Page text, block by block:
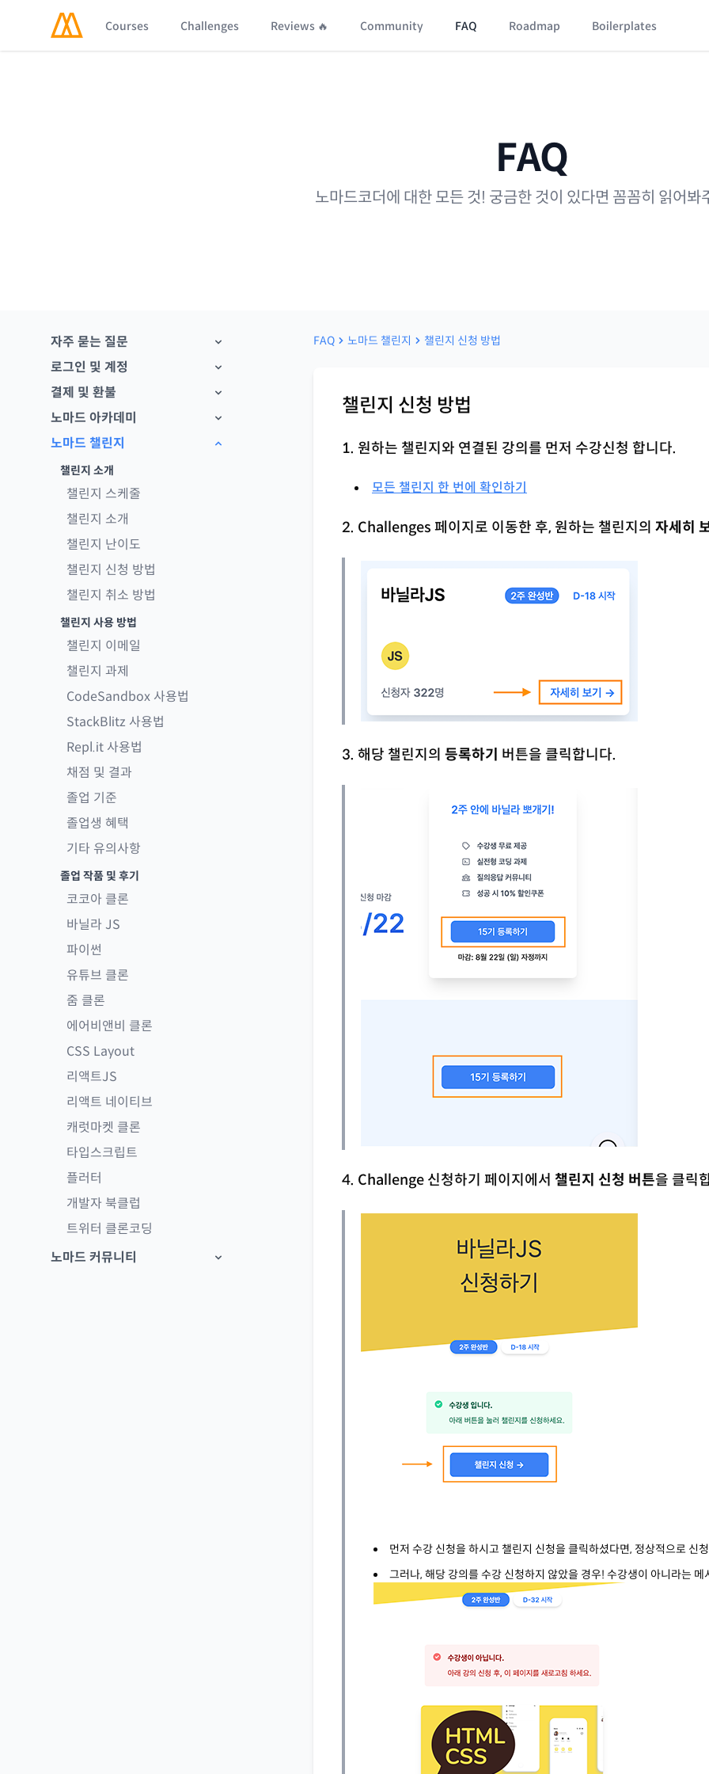
Courses Challenges Reviews 🔥 Community FAQ Roadmap Boilerplates
FAQ
노마드코더에 대한 모든 것! 궁금한 것이 있다면 꼼꼼히 읽어봐
자주 묻는 질문
로그인 및 계정
결제 및 환불
노마드 아카데미
노마드 챌린지
챌린지 소개
챌린지 스케줄
챌린지 소개
챌린지 난이도
챌린지 신청 방법
챌린지 취소 방법
챌린지 사용 방법
챌린지 이메일
챌린지 과제
CodeSandbox 사용법
StackBlitz 사용법
Repl.it 사용법
채점 및 결과
졸업 기준
졸업생 혜택
기타 유의사항
졸업 작품 및 후기
코코아 클론
바닐라 JS
파이썬
유튜브 클론
줌 클론
에어비앤비 클론
CSS Layout
리액트JS
리액트 네이티브
캐럿마켓 클론
타입스크립트
플러터
개발자 북클럽
트위터 클론코딩
노마드 커뮤니티
FAQ 노마드 챌린지 챌린지 신청 방법
챌린지 신청 방법
1. 원하는 챌린지와 연결된 강의를 먼저 수강신청 합니다.
모든 챌린지 한 번에 확인하기
2. Challenges 페이지로 이동한 후, 원하는 챌린지의 자세히
3. 해당 챌린지의 등록하기 버튼을 클릭합니다.
4. Challenge 신청하기 페이지에서 챌린지 신청 버튼을 클릭
먼저 수강 신청을 하시고 챌린지 신청을 클릭하셨다면, 정상적으로 신
그러나, 해당 강의를 수강 신청하지 않았을 경우! 수강생이 아니라는